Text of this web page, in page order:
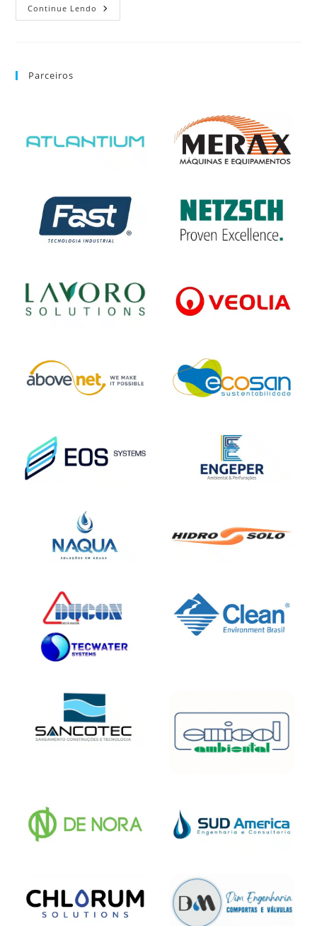
Continue Lendo
Parceiros